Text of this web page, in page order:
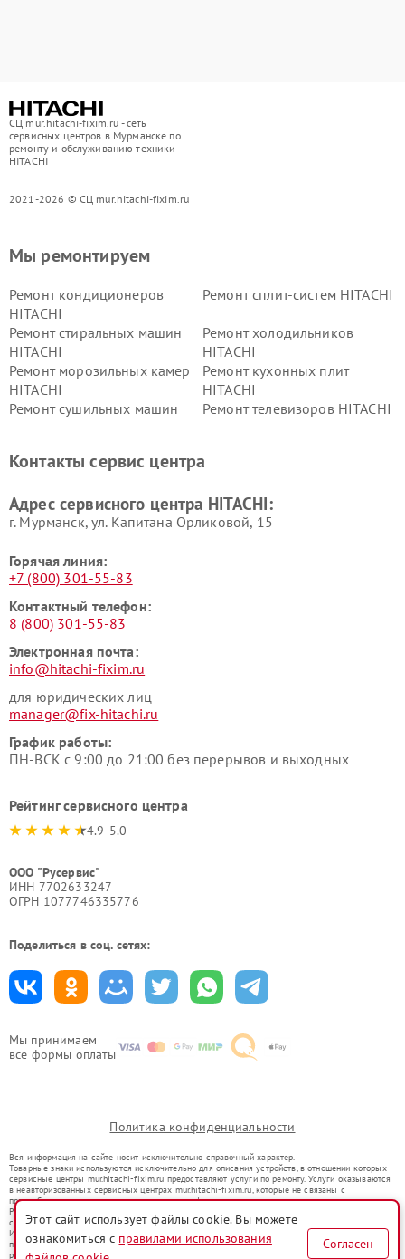
СЦ mur.hitachi-fixim.ru - сеть
сервисных центров в Мурманске по
ремонту и обслуживанию техники
HITACHI
2021-2026 © СЦ mur.hitachi-fixim.ru
Мы принимаем
все формы оплаты
Мы ремонтируем
Ремонт кондиционеров
HITACHI
Ремонт сплит-систем HITACHI
Ремонт стиральных машин
HITACHI
Ремонт холодильников
HITACHI
Ремонт морозильных камер
HITACHI
Ремонт кухонных плит
HITACHI
Ремонт сушильных машин
Ремонт телевизоров HITACHI
данных HITACHI
HITACHI
HITACHI
HITACHI
Контакты сервис центра
Адрес сервисного центра HITACHI:
г. Мурманск, ул. Капитана Орликовой, 15
Горячая линия:
+7 (800) 301-55-83
Контактный телефон:
8 (800) 301-55-83
Электронная почта:
info@hitachi-fixim.ru
для юридических лиц
manager@fix-hitachi.ru
График работы:
ПН-ВСК с 9:00 до 21:00 без перерывов и выходных
Рейтинг сервисного центра
4.9-5.0
ООО "Русервис"
ИНН 7702633247
ОГРН 1077746335776
Поделиться в соц. сетях:
Политика конфиденциальности
Вся информация на сайте носит исключительно справочный характер.
Товарные знаки используются исключительно для описания устройств, в отношении которых
сервисные центры mur.hitachi-fixim.ru предоставляют услуги по ремонту. Услуги оказываются
в неавторизованных сервисных центрах mur.hitachi-fixim.ru, которые не связаны с
правообладателями товарных знаков или их официальными представителями.
Ремонт осуществляется для устройств, уже введенных в гражданский оборот в соответствии
со статьей 1487 ГК РФ.
Использование товарных знаков не преследует цели индивидуализации услуг или введения
потребителей в заблуждение, а служит для информирования о предоставляемых услугах по
ремонту техники указанных брендов.
Этот сайт использует файлы cookie. Вы можете
ознакомиться с правилами использования
Согласен